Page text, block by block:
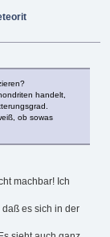
handelt,
ob sowas
machbar! Ich
es sich in der